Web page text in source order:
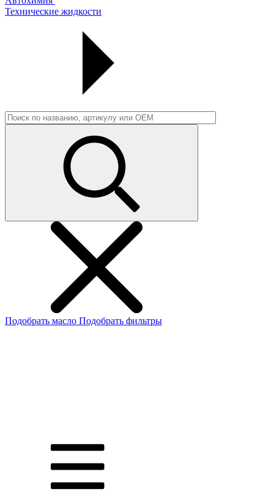
Технические жидкости
Подобрать масло Подобрать фильтры